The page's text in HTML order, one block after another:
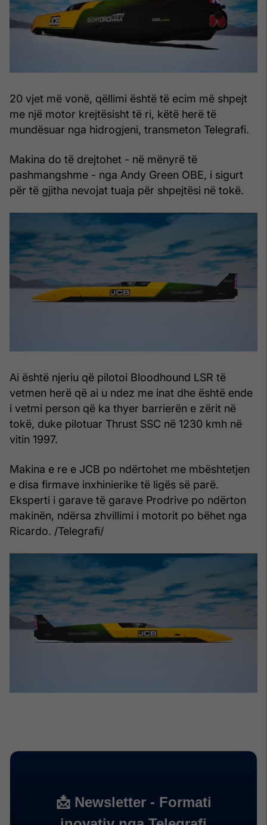
20 vjet më vonë, qëllimi është të ecim më shpejt
me një motor krejtësisht të ri, këtë herë të
mundësuar nga hidrogjeni, transmeton Telegrafi.
Makina do të drejtohet - në mënyrë të
pashmangshme - nga Andy Green OBE, i sigurt
për të gjitha nevojat tuaja për shpejtësi në tokë.
Ai është njeriu që pilotoi Bloodhound LSR të
vetmen herë që ai u ndez me inat dhe është ende
i vetmi person që ka thyer barrierën e zërit në
tokë, duke pilotuar Thrust SSC në 1230 kmh në
vitin 1997.
Makina e re e JCB po ndërtohet me mbështetjen
e disa firmave inxhinierike të ligës së parë.
Eksperti i garave të garave Prodrive po ndërton
makinën, ndërsa zhvillimi i motorit po bëhet nga
Ricardo. /Telegrafi/